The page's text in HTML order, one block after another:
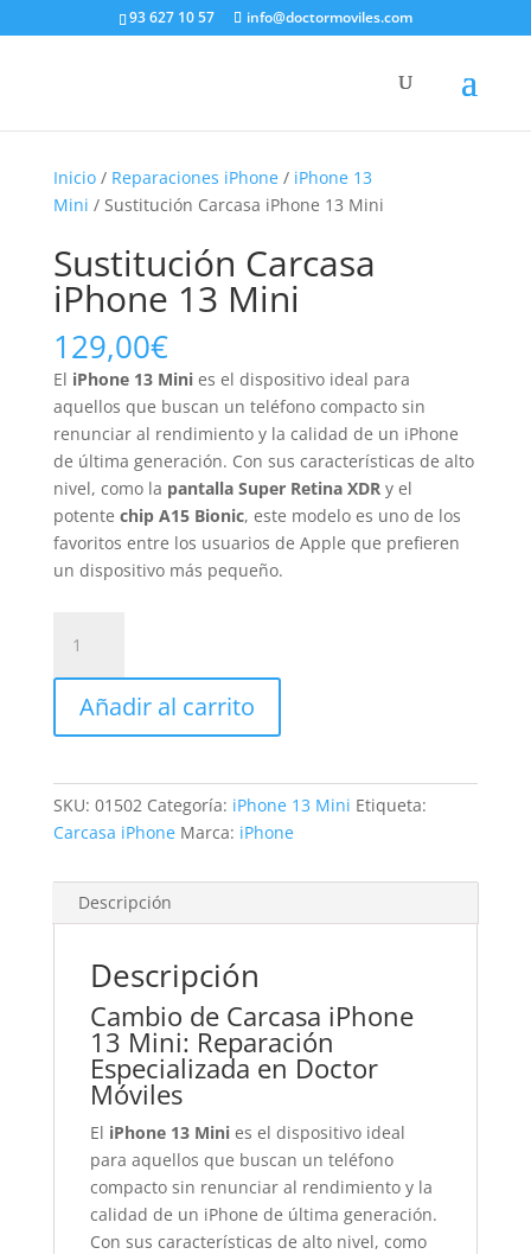
93 627 10 57 info@doctormoviles.com
Inicio/ Reparaciones iPhone/ iPhone 13
Mini / Sustitución Carcasa iPhone 13 Mini
Sustitución Carcasa
iPhone 13 Mini
129,00€
El iPhone 13 Minies el dispositivo ideal para
aquellos que buscan un teléfono compacto sin
renunciar al rendimiento y la calidad de un iPhone
de última generación. Con sus características de alto
nivel, como la pantalla Super Retina XDRy el
potente chip A15 Bionic, este modelo es uno de los
favoritos entre los usuarios de Apple que prefieren
un dispositivo más pequeño.
Carcasa
iPhone
Mini
Añadir al carrito
SKU: 01502 Categoría: iPhone 13 Mini Etiqueta:
Carcasa iPhone Marca: iPhone
Descripción
Descripción
Cambio de Carcasa iPhone
13 Mini: Reparación
Especializada en Doctor
Móviles
El iPhone 13 Minies el dispositivo ideal
para aquellos que buscan un teléfono
compacto sin renunciar al rendimiento y la
calidad de un iPhone de última generación.
Con sus características de alto nivel, como